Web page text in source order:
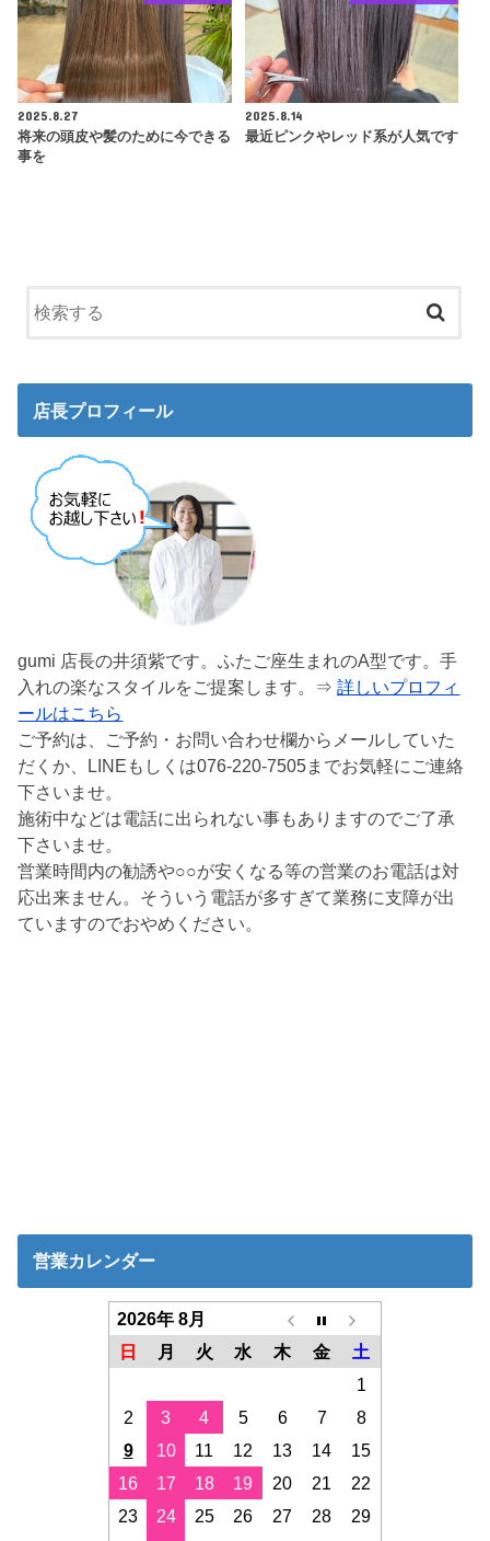
2025.8.27
将来の頭皮や髪のために今できる
事を
2025.8.14
最近ピンクやレッド系が人気です
店長プロフィール
gumi 店長の井須紫です。ふたご座生まれのA型です。手
入れの楽なスタイルをご提案します。⇒詳しいプロフィ
ールはこちら
ご予約は、ご予約・お問い合わせ欄からメールしていた
だくか、LINEもしくは076-220-7505までお気軽にご連絡
下さいませ。
施術中などは電話に出られない事もありますのでご了承
下さいませ。
営業時間内の勧誘や○○が安くなる等の営業のお電話は対
応出来ません。そういう電話が多すぎて業務に支障が出
ていますのでおやめください。
営業カレンダー
2026年 8月
日
月 火 水 木 金
土
1
2
3 4 5 6 7
8
9
10 11 12 13 14
15
16
17 18 19 20 21
22
23
24 25 26 27 28
29